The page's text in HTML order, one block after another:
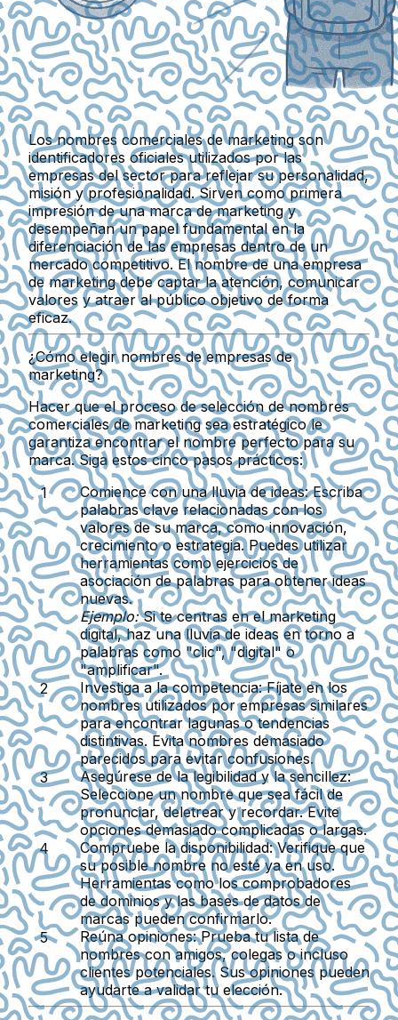
Los nombres comerciales de marketing son
identificadores oficialesutilizados por las
empresas del sector para reflejar su personalidad,
misión y profesionalidad. Sirven comoprimera
impresiónde una marca de marketing y
desempeñan un papel fundamental en la
diferenciación de las empresas dentro de un
mercado competitivo. El nombre de una empresa
de marketing debe captar la atención, comunicar
valores y atraer al público objetivo de forma
eficaz.
¿Cómo elegir nombres de empresas de
marketing?
Hacer que el proceso de selección de nombres
comerciales de marketing sea estratégico le
garantiza encontrar el nombre perfecto para su
marca. Siga estos cinco pasos prácticos:
Comience con una lluvia de ideas:Escriba
palabras clave relacionadas con los
valores de su marca, como innovación,
crecimiento o estrategia. Puedes utilizar
herramientas como ejercicios de
asociación de palabras para obtener ideas
nuevas.
Ejemplo:Si te centras en el marketing
digital, haz una lluvia de ideas en torno a
palabras como "clic", "digital" o
"amplificar".
Investiga a la competencia:Fíjate en los
nombres utilizados por empresas similares
para encontrar lagunas o tendencias
distintivas. Evita nombres demasiado
parecidos para evitar confusiones.
Asegúrese de la legibilidad y la sencillez:
Seleccione un nombre que sea fácil de
pronunciar, deletrear y recordar. Evite
opciones demasiado complicadas o largas.
Compruebe la disponibilidad:Verifique que
su posible nombre no esté ya en uso.
Herramientas como los comprobadores
de dominios y las bases de datos de
marcas pueden confirmarlo.
Reúna opiniones:Prueba tu lista de
nombres con amigos, colegas o incluso
clientes potenciales. Sus opiniones pueden
ayudarte a validar tu elección.